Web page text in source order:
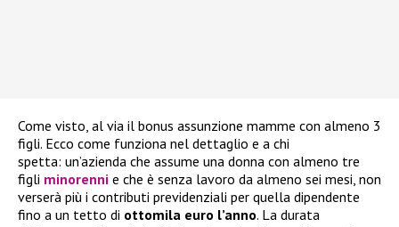
Come visto, al via il bonus assunzione mamme con almeno 3
figli. Ecco come funziona nel dettaglio e a chi
spetta: un’azienda che assume una donna con almeno tre
figli minorenni e che è senza lavoro da almeno sei mesi, non
verserà più i contributi previdenziali per quella dipendente
fino a un tetto di ottomila euro l’anno. La durata